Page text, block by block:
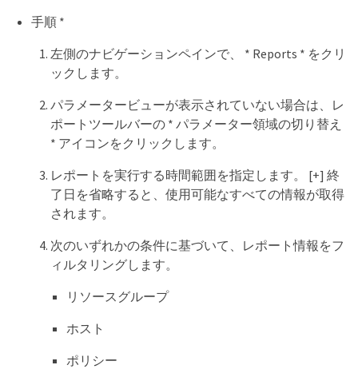
手順 *
左側のナビゲーションペインで、 * Reports * をクリ
ックします。
パラメータービューが表示されていない場合は、レ
ポートツールバーの * パラメーター領域の切り替え
* アイコンをクリックします。
レポートを実行する時間範囲を指定します。 [+] 終
了日を省略すると、使用可能なすべての情報が取得
されます。
次のいずれかの条件に基づいて、レポート情報をフ
ィルタリングします。
リソースグループ
ホスト
ポリシー